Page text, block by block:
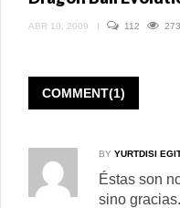
ABR 10, 2009 | 112
COMMENT(1)
BY YURTDISI
Éstas son
sino gracias.